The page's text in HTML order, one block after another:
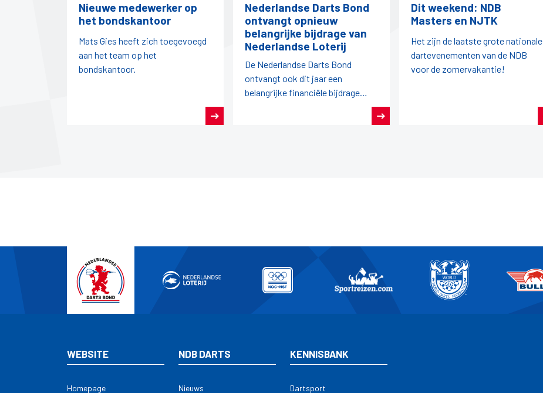
Nieuwe medewerker op
het bondskantoor
Mats Gies heeft zich toegevoegd
aan het team op het
bondskantoor.
Nederlandse Darts Bond
ontvangt opnieuw
belangrijke bijdrage van
Nederlandse Loterij
De Nederlandse Darts Bond
ontvangt ook dit jaar een
belangrijke financiële bijdrage
Dit weekend: NDB
Masters en NJTK
Het zijn de laatste grote nationale
dartevenementen van de NDB
voor de zomervakantie!
WEBSITE
Homepage
NDB DARTS
Nieuws
KENNISBANK
Dartsport